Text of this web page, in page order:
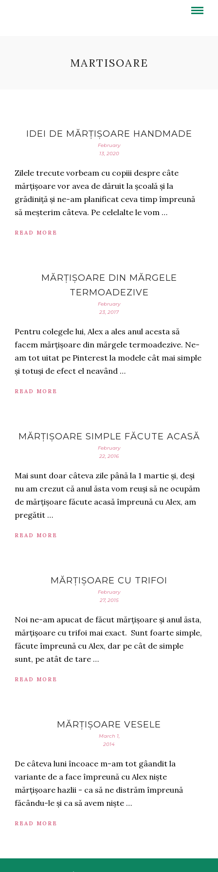
MARTISOARE
IDEI DE MĂRȚIȘOARE HANDMADE
February
13, 2020
Zilele trecute vorbeam cu copiii despre câte
mărțișoare vor avea de dăruit la școală și la
grădiniță și ne-am planificat ceva timp împreună
să meșterim câteva. Pe celelalte le vom …
READ MORE
MĂRȚIȘOARE DIN MĂRGELE
TERMOADEZIVE
February
23, 2017
Pentru colegele lui, Alex a ales anul acesta să
facem mărțișoare din mărgele termoadezive. Ne-
am tot uitat pe Pinterest la modele cât mai simple
și totuși de efect el neavând …
READ MORE
MĂRȚIȘOARE SIMPLE FĂCUTE ACASĂ
February
22, 2016
Mai sunt doar câteva zile până la 1 martie și, deși
nu am crezut că anul ăsta vom reuși să ne ocupăm
de mărțișoare făcute acasă împreună cu Alex, am
pregătit …
READ MORE
MĂRȚIȘOARE CU TRIFOI
February
27, 2015
Noi ne-am apucat de făcut mărțișoare și anul ăsta,
mărțișoare cu trifoi mai exact. Sunt foarte simple,
făcute împreună cu Alex, dar pe cât de simple
sunt, pe atât de tare …
READ MORE
MĂRȚIȘOARE VESELE
March 1,
2014
De câteva luni încoace m-am tot gâandit la
variante de a face împreună cu Alex niște
mărțișoare hazlii - ca să ne distrăm împreună
făcându-le și ca să avem niște …
READ MORE